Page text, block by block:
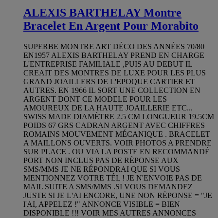
ALEXIS BARTHELAY Montre
Bracelet En Argent Pour Morabito
SUPERBE MONTRE ART DÉCO DES ANNÉES 70/80
EN1957 ALEXIS BARTHELAY PREND EN CHARGE
L'ENTREPRISE FAMILIALE ,PUIS AU DEBUT IL
CREAIT DES MONTRES DE LUXE POUR LES PLUS
GRAND JOAILLERS DE L'EPOQUE CARTIER ET
AUTRES. EN 1966 IL SORT UNE COLLECTION EN
ARGENT DONT CE MODELE POUR LES
AMOUREUX DE LA HAUTE JOAILLERIE ETC...
SWISS MADE DIAMÈTRE 2.5 CM LONGUEUR 19.5CM
POIDS 67 GRS CADRAN ARGENT AVEC CHIFFRES
ROMAINS MOUVEMENT MÉCANIQUE . BRACELET
A MAILLONS OUVERTS. VOIR PHOTOS A PRENDRE
SUR PLACE . OU VIA LA POSTE EN RECOMMANDÉ
PORT NON INCLUS PAS DE RÉPONSE AUX
SMS/MMS JE NE RÉPONDRAI QUE SI VOUS
MENTIONNEZ VOTRE TÉL ! JE N'ENVOIE PAS DE
MAIL SUITE A SMS/MMS .SI VOUS DEMANDEZ
JUSTE SI JE L'AI ENCORE, UNE NON RÉPONSE = "JE
l'AI, APPELEZ !" ANNONCE VISIBLE = BIEN
DISPONIBLE !!! VOIR MES AUTRES ANNONCES